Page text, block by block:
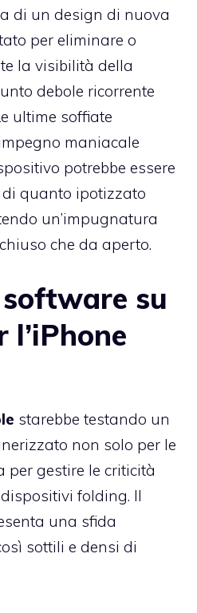
di un design di nuova
per eliminare o
la visibilità della
debole ricorrente
ultime soffiate
maniacale
potrebbe essere
quanto ipotizzato
un’impugnatura
che da aperto.
su
l’iPhone
starebbe testando un
non solo per le
per gestire le criticità
folding. Il
una sfida
sottili e densi di